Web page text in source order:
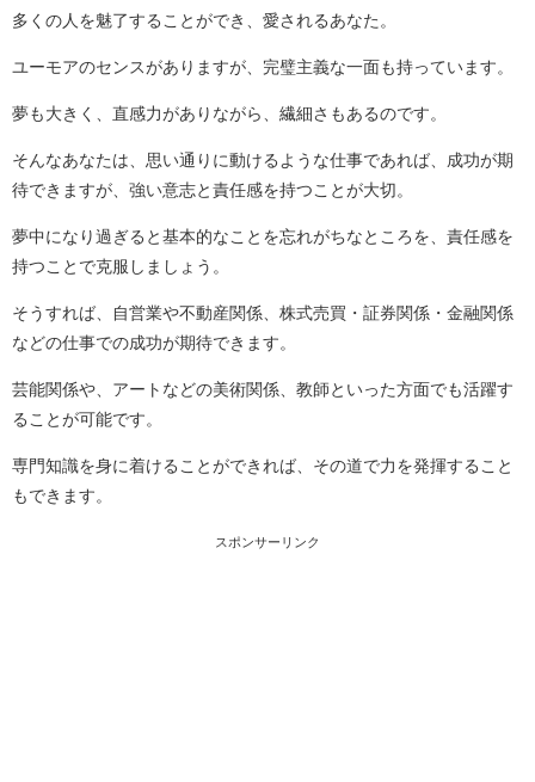
多くの人を魅了することができ、愛されるあなた。
ユーモアのセンスがありますが、完璧主義な一面も持っています。
夢も大きく、直感力がありながら、繊細さもあるのです。
そんなあなたは、思い通りに動けるような仕事であれば、成功が期
待できますが、強い意志と責任感を持つことが大切。
夢中になり過ぎると基本的なことを忘れがちなところを、責任感を
持つことで克服しましょう。
そうすれば、自営業や不動産関係、株式売買・証券関係・金融関係
などの仕事での成功が期待できます。
芸能関係や、アートなどの美術関係、教師といった方面でも活躍す
ることが可能です。
専門知識を身に着けることができれば、その道で力を発揮すること
もできます。
スポンサーリンク